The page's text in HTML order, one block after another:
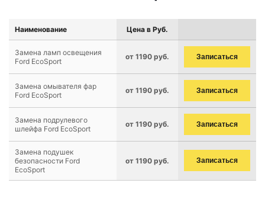
Наименование Цена в Руб.
Замена ламп освещения
Ford EcoSport
от 1190 руб. Записаться
Замена омывателя фар
Ford EcoSport
от 1190 руб. Записаться
Замена подрулевого
шлейфа Ford EcoSport
от 1190 руб. Записаться
Замена подушек
безопасности Ford
EcoSport
от 1190 руб. Записаться